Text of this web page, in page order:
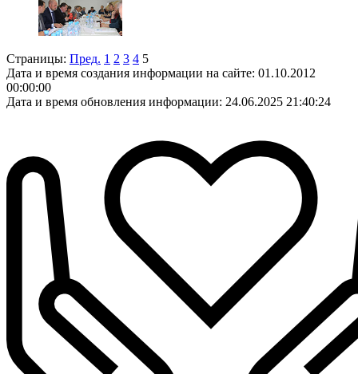
Страницы: Пред. 1 2 3 4 5
Дата и время создания информации на сайте: 01.10.2012
00:00:00
Дата и время обновления информации: 24.06.2025 21:40:24